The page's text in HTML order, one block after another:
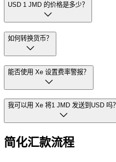
USD 1 JMD 的价格是多少？
如何转换货币？
能否使用 Xe 设置费率警报？
我可以用 Xe 将1 JMD 发送到USD 吗？
简化汇款流程